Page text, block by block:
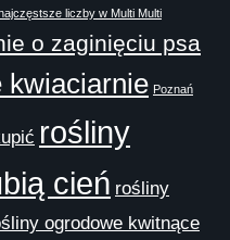
liczby w Multi Multi
o zaginięciu psa
kwiaciarnie Poznań
rośliny
cień rośliny
ogrodowe kwitnące